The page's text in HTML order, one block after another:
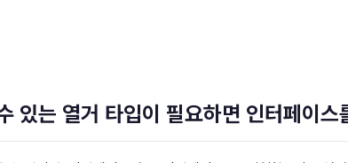
있는 열거 타입이 필요하면 인터페이스